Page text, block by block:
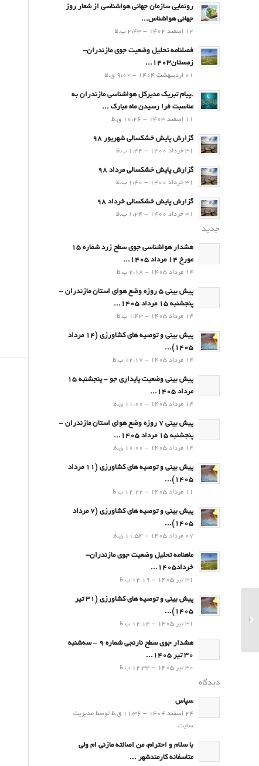
رونمایی سازمان جهانی هواشناسی از شعار روز
جهانی هواشناس...
12 اسفند 1402 - 2:43 ب.ظ
فصلنامه تحلیل وضعیت جوی مازندران-
زمستان۱۴۰۳...
01 اردیبهشت 1404 - 9:02 ق.ظ
.پيام تبريك مدیرکل هواشناسی مازندران به
مناسبت فرا رسيدن ماه مبارك ...
11 اسفند 1403 - 10:26 ق.ظ
گزارش پایش خشکسالی شهریور 98
31 خرداد 1400 - 1:44 ب.ظ
گزارش پایش خشکسالی مرداد 98
31 خرداد 1400 - 1:40 ب.ظ
گزارش پایش خشکسالی خرداد 98
31 خرداد 1400 - 1:24 ب.ظ
جدید
هشدار هواشناسی جوی سطح زرد شماره 15
مورخ 14 مرداد 1405...
14 مرداد 1405 - 2:18 ب.ظ
پیش بینی 5 روزه وضع هوای استان مازندران –
پنجشنبه 15 مرداد 1405...
14 مرداد 1405 - 1:43 ب.ظ
پیش بینی و توصیه های کشاورزی (14 مرداد
۱۴۰۵)...
14 مرداد 1405 - 12:17 ب.ظ
پیش بینی وضعیت پایداری جو – پنجشنبه 15
مرداد 1405...
14 مرداد 1405 - 11:00 ق.ظ
پیش بینی 7 روزه وضع هوای استان مازندران –
پنجشنبه 15 مرداد 1405...
14 مرداد 1405 - 10:00 ق.ظ
پیش بینی و توصیه های کشاورزی (11 مرداد
۱۴۰۵)...
11 مرداد 1405 - 12:22 ب.ظ
پیش بینی و توصیه های کشاورزی (7 مرداد
۱۴۰۵)...
07 مرداد 1405 - 11:54 ق.ظ
ماهنامه تحلیل وضعیت جوی مازندران-
خرداد1405...
31 تیر 1405 - 12:19 ب.ظ
پیش بینی و توصیه های کشاورزی (31 تیر
۱۴۰۵)...
31 تیر 1405 - 12:14 ب.ظ
هشدار جوی سطح نارنجی شماره 9 – سه‌شنبه
30 تیر 1405...
30 تیر 1405 - 12:34 ب.ظ
دیدگاه
سپاس
24 اسفند 1404 - 11:36 ق.ظ توسط مدیریت
سایت
با سلام و احترام، من اصالته مازنی ام ولی
متاسفانه کارمندشهر ...
پیش بینی و توصیه های
کشاورزی (16دی۱۴۰۳)